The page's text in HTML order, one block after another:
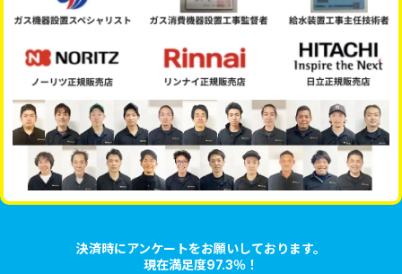
決済時にアンケートをお願いしております。
現在満足度97.3％！